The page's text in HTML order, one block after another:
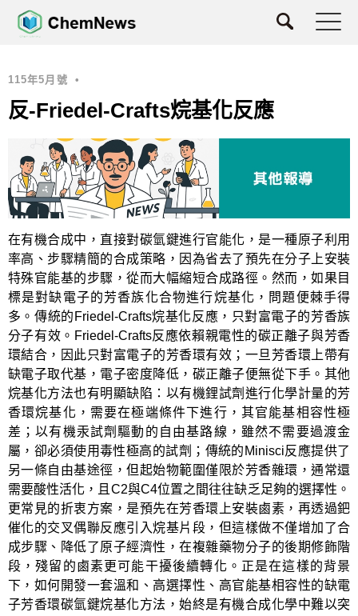
115年5月號 •
反-Friedel-Crafts烷基化反應
在有機合成中，直接對碳氫鍵進行官能化，是一種原子利用
率高、步驟精簡的合成策略，因為省去了預先在分子上安裝
特殊官能基的步驟，從而大幅縮短合成路徑。然而，如果目
標是對缺電子的芳香族化合物進行烷基化，問題便棘手得
多。傳統的Friedel-Crafts烷基化反應，只對富電子的芳香族
分子有效。Friedel-Crafts反應依賴親電性的碳正離子與芳香
環結合，因此只對富電子的芳香環有效；一旦芳香環上帶有
缺電子取代基，電子密度降低，碳正離子便無從下手。其他
烷基化方法也有明顯缺陷：以有機鋰試劑進行化學計量的芳
香環烷基化，需要在極端條件下進行，其官能基相容性極
差；以有機汞試劑驅動的自由基路線，雖然不需要過渡金
屬，卻必須使用毒性極高的試劑；傳統的Minisci反應提供了
另一條自由基途徑，但起始物範圍僅限於芳香雜環，通常還
需要酸性活化，且C2與C4位置之間往往缺乏足夠的選擇性。
更常見的折衷方案，是預先在芳香環上安裝鹵素，再透過鈀
催化的交叉偶聯反應引入烷基片段，但這樣做不僅增加了合
成步驟、降低了原子經濟性，在複雜藥物分子的後期修飾階
段，殘留的鹵素更可能干擾後續轉化。正是在這樣的背景
下，如何開發一套溫和、高選擇性、高官能基相容性的缺電
子芳香環碳氫鍵烷基化方法，始終是有機合成化學中難以突